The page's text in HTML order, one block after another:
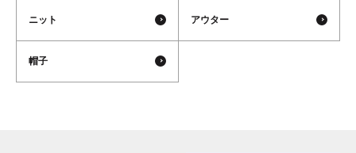
ニット アウター
帽子